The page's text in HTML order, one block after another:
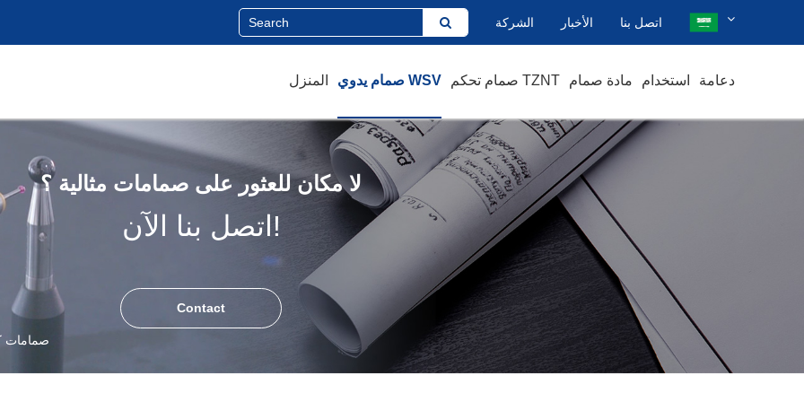
الشركة الأخبار اتصل بنا
المنزل صمام يدوي WSV صمام تحكم TZNT مادة صمام استخدام دعامة
لا مكان للعثور على صمامات مثالية ؟
اتصل بنا الآن!
Contact
صمامات